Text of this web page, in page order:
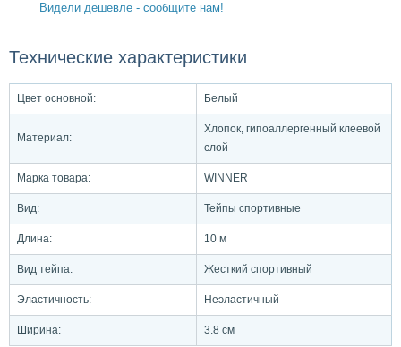
Видели дешевле - сообщите нам!
Технические характеристики
Цвет основной: Белый
Материал:
Хлопок, гипоаллергенный клеевой
слой
Марка товара: WINNER
Вид: Тейпы спортивные
Длина: 10 м
Вид тейпа: Жесткий спортивный
Эластичность: Неэластичный
Ширина: 3.8 см